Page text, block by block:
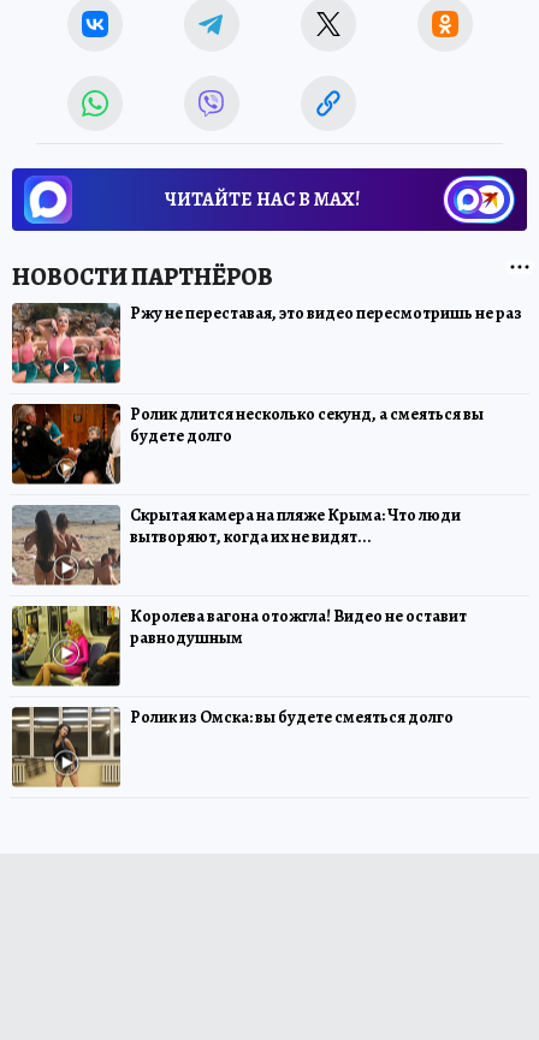
ЧИТАЙТЕ НАС В МАХ!
Ржу не переставая, это видео пересмотришь не раз
Ролик длится несколько секунд, а смеяться вы
будете долго
Скрытая камера на пляже Крыма: Что люди
вытворяют, когда их не видят...
Королева вагона отожгла! Видео не оставит
равнодушным
Ролик из Омска: вы будете смеяться долго